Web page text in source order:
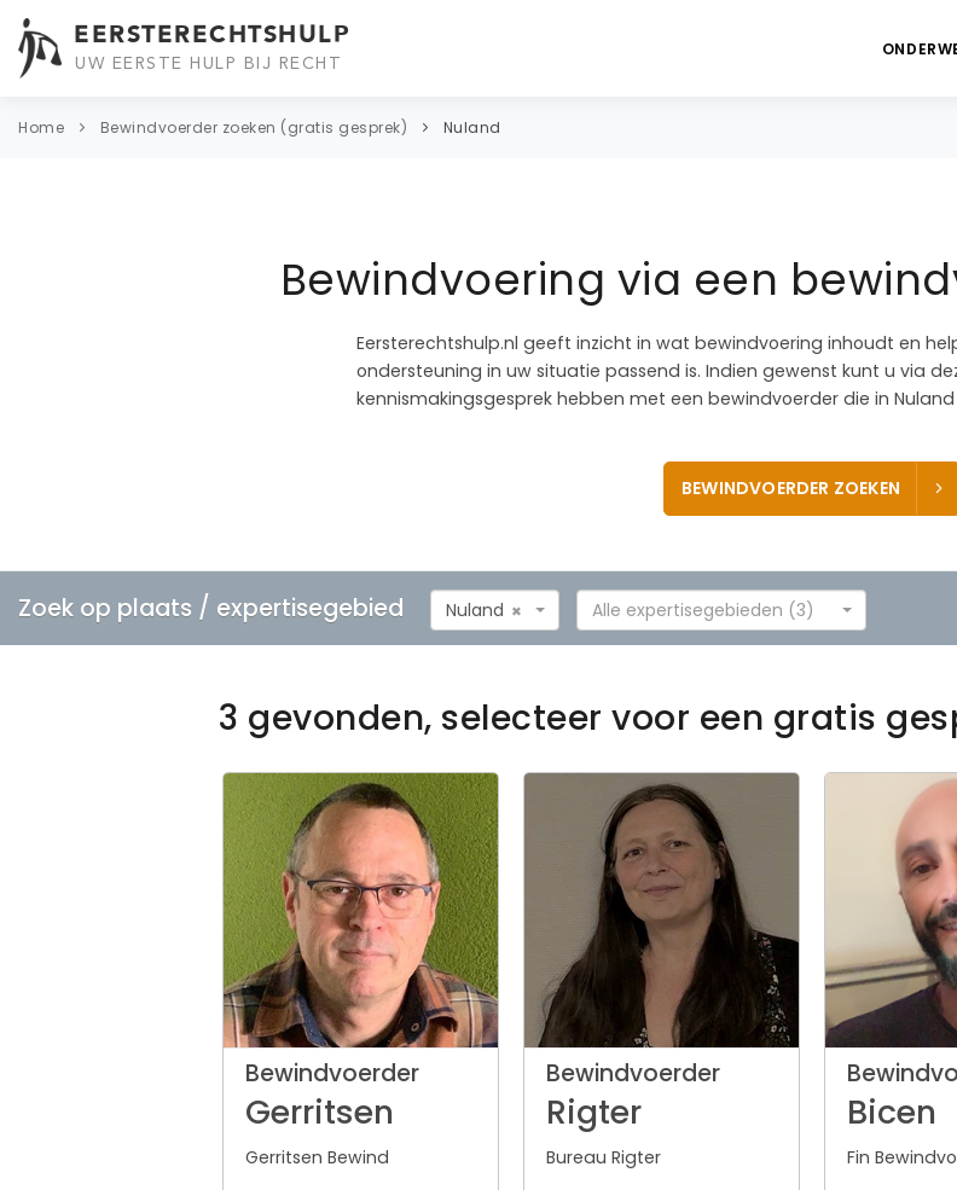
EERSTERECHTSHULP
UW EERSTE HULP BIJ RECHT
Home Bewindvoerder zoeken (gratis gesprek) Nuland
Bewindvoering via een
Eersterechtshulp.nl geeft inzicht in wat bewindvoering inhoudt en
ondersteuning in uw situatie passend is. Indien gewenst kunt u via
kennismakingsgesprek hebben met een bewindvoerder die in
BEWINDVOERDER ZOEKEN
Zoek op plaats / expertisegebied ×
Nuland Alle expertisegebieden (3)
3 gevonden, selecteer voor een gratis
Bewindvoerder
Gerritsen
Gerritsen Bewind
Bewindvoerder
Rigter
Bureau Rigter
Bicen
Fin